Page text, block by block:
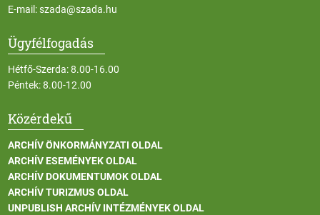
E-mail:szada@szada.hu
Ügyfélfogadás
Hétfő-Szerda: 8.00-16.00
Péntek: 8.00-12.00
Közérdekű
ARCHÍV ÖNKORMÁNYZATI OLDAL
ARCHÍV ESEMÉNYEK OLDAL
ARCHÍV DOKUMENTUMOK OLDAL
ARCHÍV TURIZMUS OLDAL
UNPUBLISH ARCHÍV INTÉZMÉNYEK OLDAL